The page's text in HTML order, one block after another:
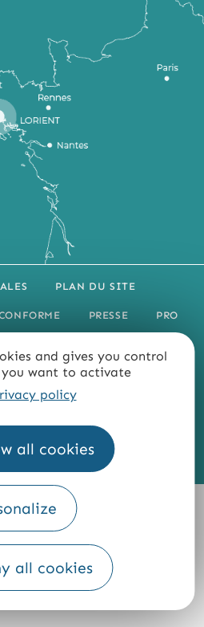
and gives you control
want to activate
policy
all cookies
all cookies
PLAN DU SITE
PRESSE PRO